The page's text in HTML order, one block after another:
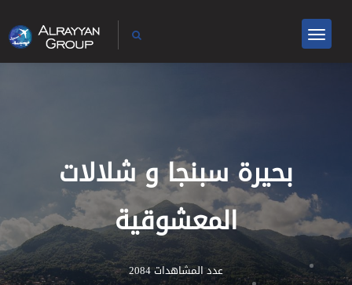
بحيرة سبنجا و شلالات
المعشوقية
عدد المشاهدات 2084